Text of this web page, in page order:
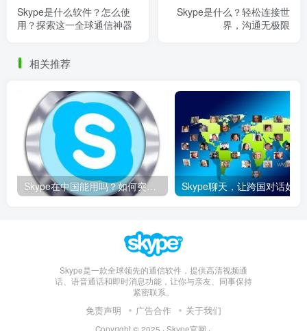
Skype是什么软件？怎么使
用？探索这一全球通信神器
Skype是什么？轻松连接世
界，沟通无极限
相关推荐
Skype在中国能用吗？如何突破限制畅享全球通话
Skype是一款全球领先的通信软件，提供高清视频通
话、语音通话和即时消息功能，让你与亲友、同事保持
紧密联系。
免责声明 广告合作 关于我们
Copyright © 2025 · Skype官网 ·